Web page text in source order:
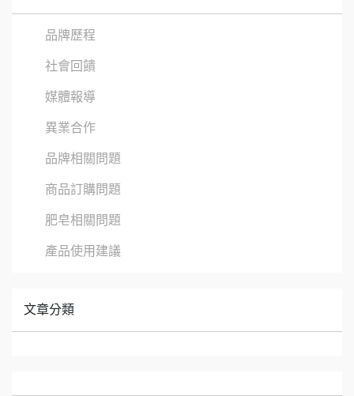
品牌歷程
社會回饋
媒體報導
異業合作
品牌相關問題
商品訂購問題
肥皂相關問題
產品使用建議
文章分類